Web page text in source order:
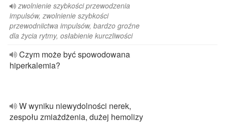
zwolnienie szybkości przewodzenia
impulsów, zwolnienie szybkości
przewodniictwa impulsów, bardzo groźne
dla życia rytmy, osłabienie kurczliwości
Czym może być spowodowana
hiperkalemia?
W wyniku niewydolności nerek,
zespołu zmiażdżenia, dużej hemolizy